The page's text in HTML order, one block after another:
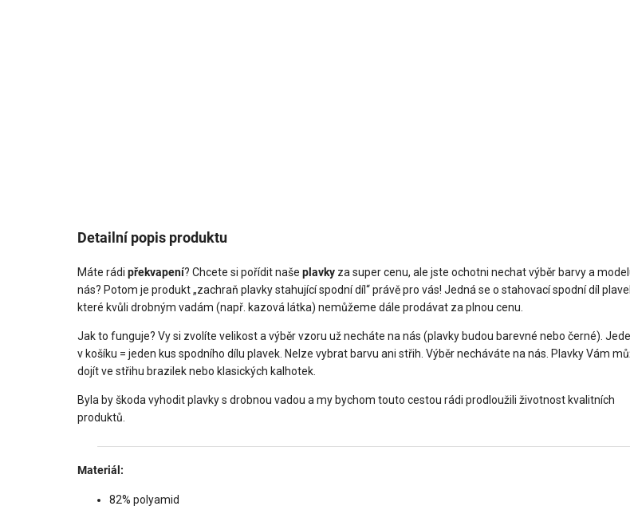
Detailní popis produktu
Máte rádi překvapení? Chcete si pořídit naše plavky za super cenu, ale jste ochotni nechat výběr barvy a
nás? Potom je produkt „zachraň plavky stahující spodní díl“ právě pro vás! Jedná se o stahovací spodní díl
které kvůli drobným vadám (např. kazová látka) nemůžeme dále prodávat za plnou cenu.
Jak to funguje? Vy si zvolíte velikost a výběr vzoru už necháte na nás (plavky budou barevné nebo černé).
v košíku = jeden kus spodního dílu plavek. Nelze vybrat barvu ani střih. Výběr necháváte na nás. Plavky Vám
dojít ve střihu brazilek nebo klasických kalhotek.
Byla by škoda vyhodit plavky s drobnou vadou a my bychom touto cestou rádi prodloužili životnost kvalitních
produktů.
Materiál:
82% polyamid